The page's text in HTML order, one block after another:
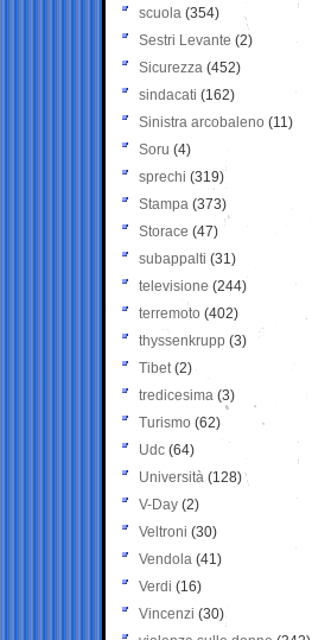
scuola (354)
Sestri Levante (2)
Sicurezza (452)
sindacati (162)
Sinistra arcobaleno (11)
Soru (4)
sprechi (319)
Stampa (373)
Storace (47)
subappalti (31)
televisione(244)
terremoto (402)
thyssenkrupp (3)
Tibet(2)
tredicesima (3)
Turismo (62)
Udc (64)
Università (128)
V-Day (2)
Veltroni (30)
Vendola (41)
Verdi (16)
Vincenzi (30)